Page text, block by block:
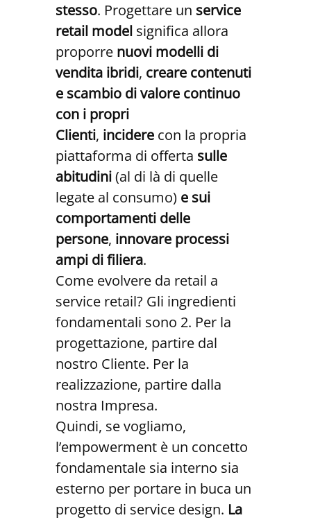
stesso. Progettare un service
retail model significa allora
proporre nuovi modelli di
vendita ibridi, creare contenuti
e scambio di valore continuo
con i propri
Clienti, incidere con la propria
piattaforma di offerta sulle
abitudini(al di là di quelle
legate al consumo) e sui
comportamenti delle
persone, innovare processi
ampi di filiera.
Come evolvere da retail a
service retail? Gli ingredienti
fondamentali sono 2. Per la
progettazione, partire dal
nostro Cliente. Per la
realizzazione, partire dalla
nostra Impresa.
Quindi, se vogliamo,
l’empowerment è un concetto
fondamentale sia interno sia
esterno per portare in buca un
progetto di service design. La